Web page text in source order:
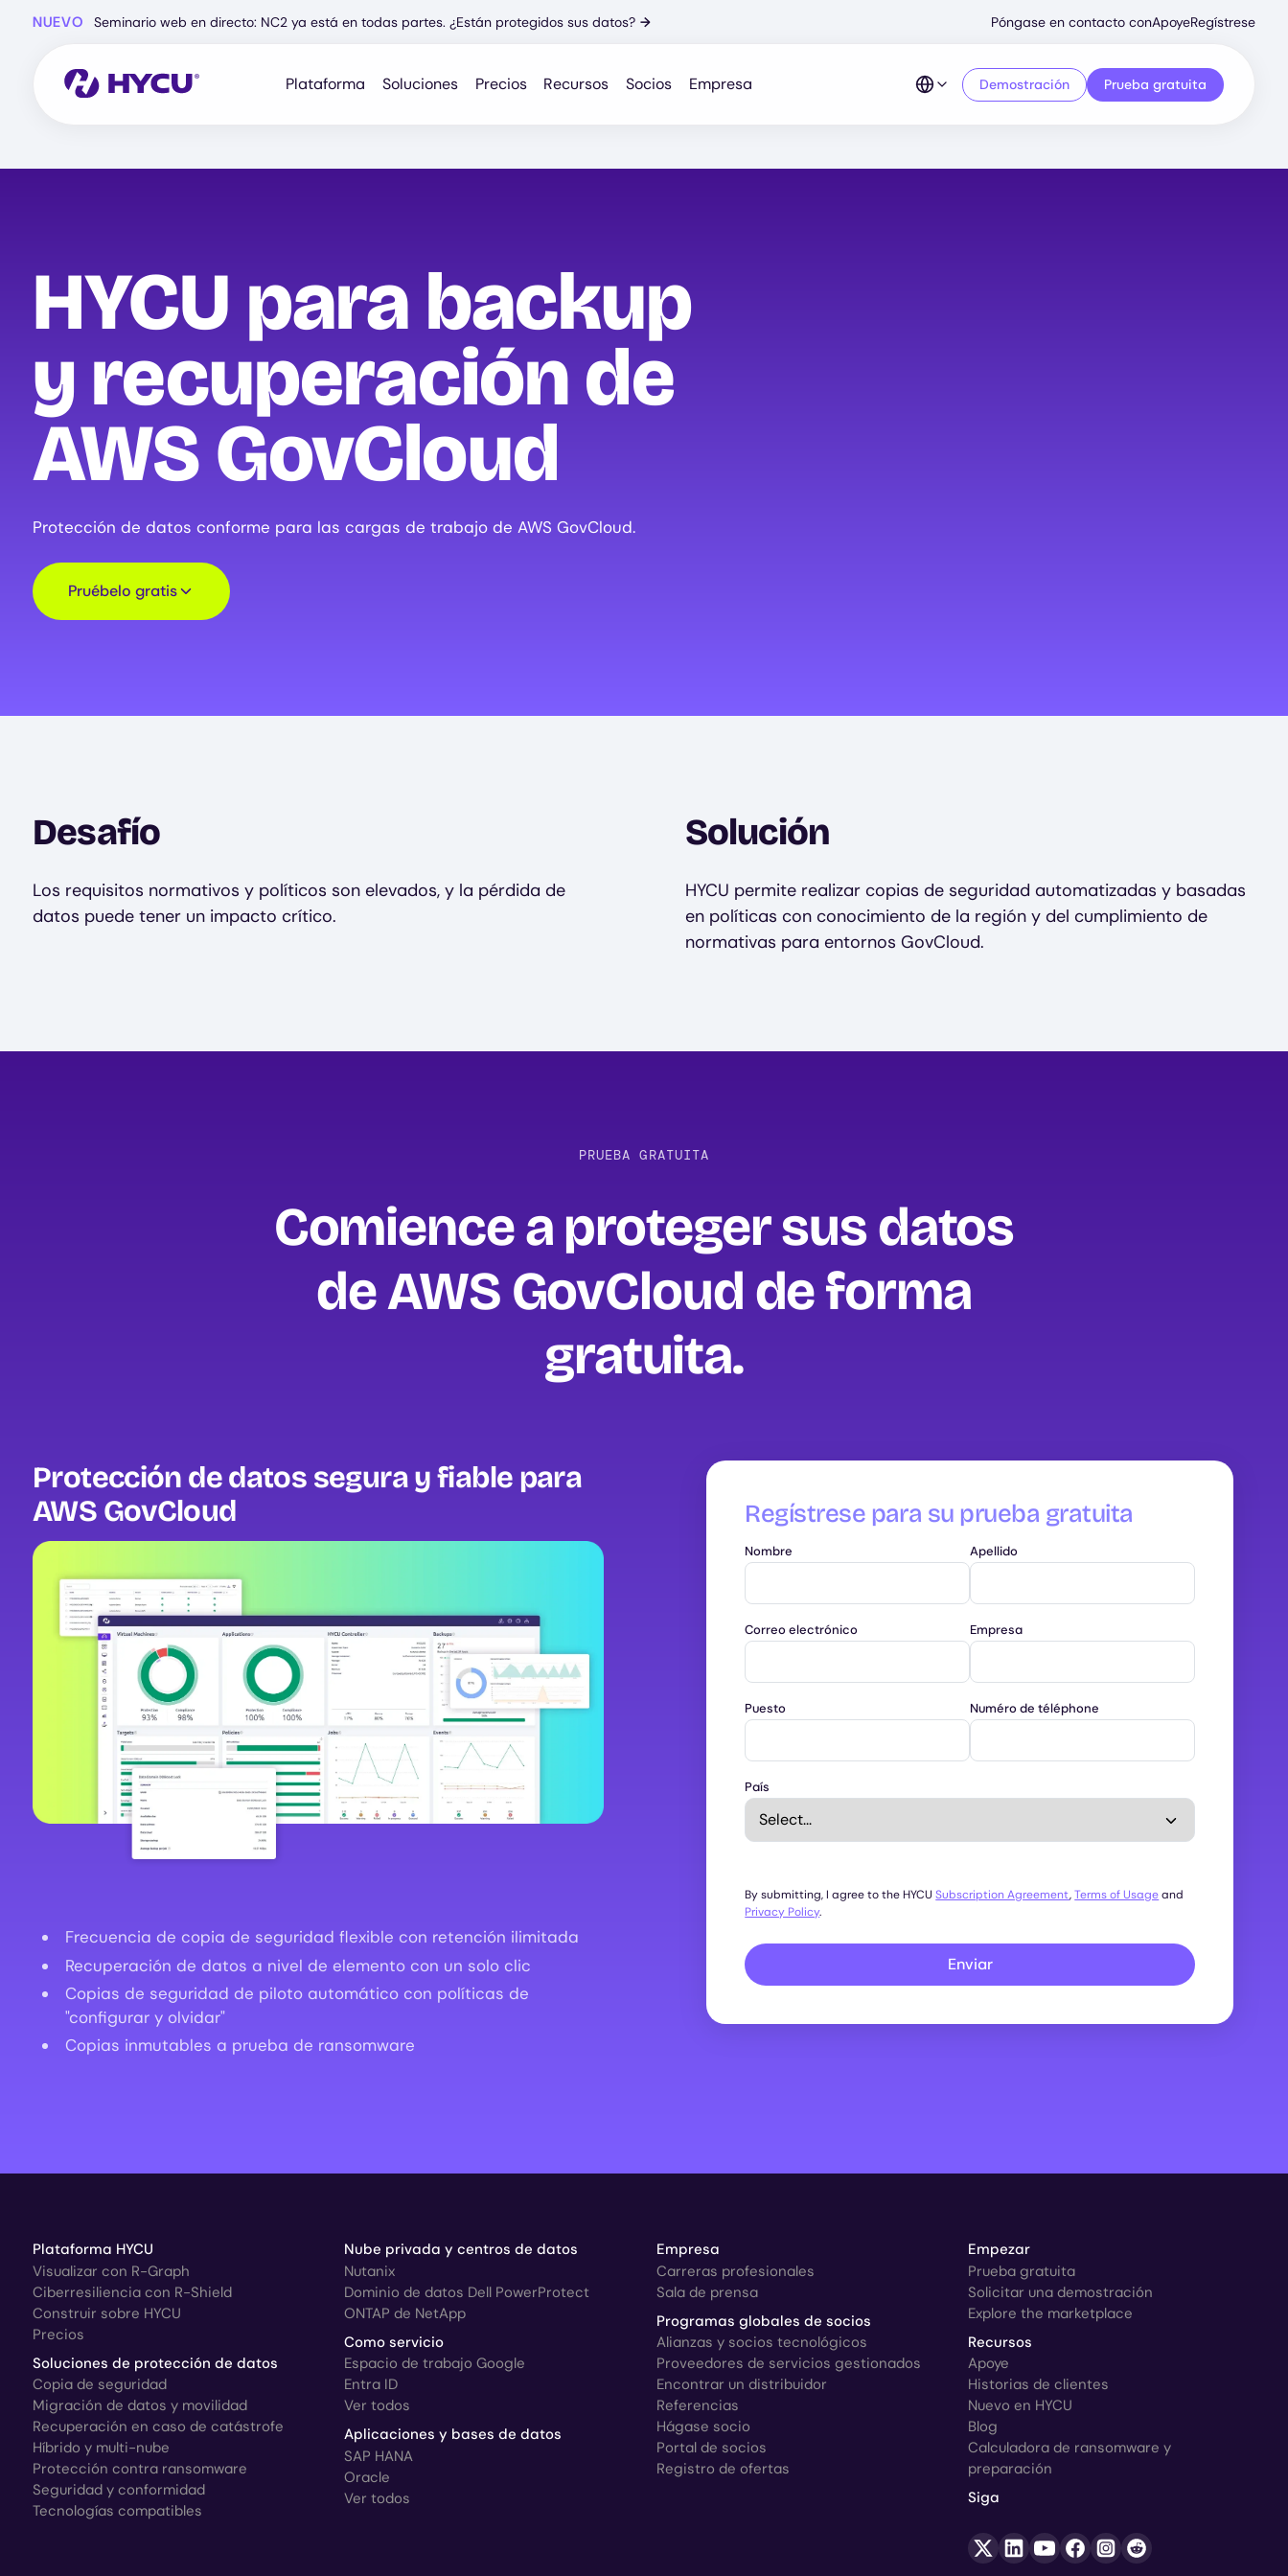
NUEVO Seminario web en directo: NC2 ya está en todas partes. ¿Están protegidos sus datos? →
Secondary
Menu
Póngase en contacto conApoyeRegístrese
Plataforma Soluciones Precios Recursos Socios Empresa Demostración Prueba gratuita
HYCU para backup
y recuperación de
AWS GovCloud
Protección de datos conforme para las cargas de trabajo de AWS GovCloud.
Pruébelo gratis
Desafío
Los requisitos normativos y políticos son elevados, y la pérdida de
datos puede tener un impacto crítico.
Solución
HYCU permite realizar copias de seguridad automatizadas y basadas
en políticas con conocimiento de la región y del cumplimiento de
normativas para entornos GovCloud.
PRUEBA GRATUITA
Comience a proteger sus datos
de AWS GovCloud de forma
gratuita‍.
Protección de datos segura y fiable para
AWS GovCloud
Image
Frecuencia de copia de seguridad flexible con retención ilimitada
Recuperación de datos a nivel de elemento con un solo clic
Copias de seguridad de piloto automático con políticas de
"configurar y olvidar"
Copias inmutables a prueba de ransomware
Regístrese para su prueba gratuita
Nombre Apellido
Correo electrónico Empresa
Puesto Numéro de téléphone
País
By submitting, I agree to the HYCUSubscription Agreement,Terms of Usageand
Privacy Policy.
Enviar
Plataforma HYCU
Visualizar con R-Graph
Ciberresiliencia con R-Shield
Construir sobre HYCU
Precios
Soluciones de protección de datos
Copia de seguridad
Migración de datos y movilidad
Recuperación en caso de catástrofe
Híbrido y multi-nube
Protección contra ransomware
Seguridad y conformidad
Tecnologías compatibles
Nube privada y centros de datos
Nutanix
Dominio de datos Dell PowerProtect
ONTAP de NetApp
Como servicio
Espacio de trabajo Google
Entra ID
Ver todos
Aplicaciones y bases de datos
SAP HANA
Oracle
Ver todos
Empresa
Carreras profesionales
Sala de prensa
Programas globales de socios
Alianzas y socios tecnológicos
Proveedores de servicios gestionados
Encontrar un distribuidor
Referencias
Hágase socio
Portal de socios
Registro de ofertas
Empezar
Prueba gratuita
Solicitar una demostración
Explore the marketplace
Recursos
Apoye
Historias de clientes
Nuevo en HYCU
Blog
Calculadora de ransomware y
preparación
Siga